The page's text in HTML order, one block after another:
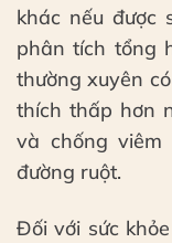
khác nếu được
phân tích tổng
thường xuyên
thích thấp hơn
và chống
đường ruột.
Đối với sức